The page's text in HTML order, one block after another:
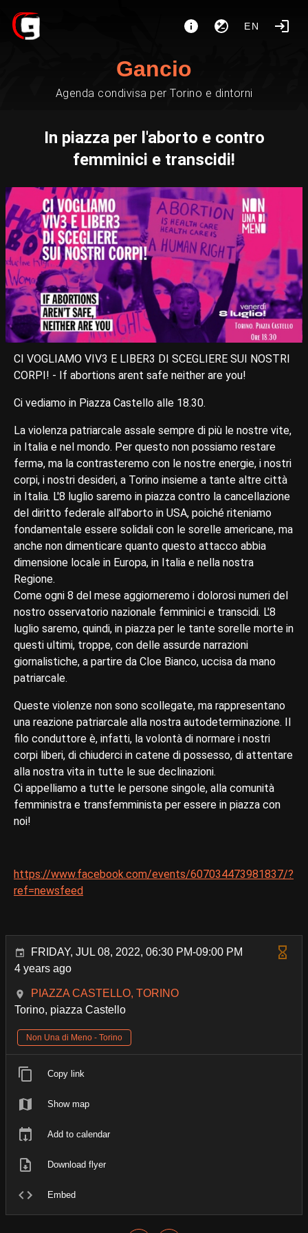
EN
Gancio
Agenda condivisa per Torino e dintorni
In piazza per l'aborto e contro
femminici e transcidi!
CI VOGLIAMO VIV3 E LIBER3 DI SCEGLIERE SUI NOSTRI
CORPI! - If abortions arent safe neither are you!
Ci vediamo in Piazza Castello alle 18.30.
La violenza patriarcale assale sempre di più le nostre vite,
in Italia e nel mondo. Per questo non possiamo restare
fermə, ma la contrasteremo con le nostre energie, i nostri
corpi, i nostri desideri, a Torino insieme a tante altre città
in Italia. L'8 luglio saremo in piazza contro la cancellazione
del diritto federale all'aborto in USA, poiché riteniamo
fondamentale essere solidali con le sorelle americane, ma
anche non dimenticare quanto questo attacco abbia
dimensione locale in Europa, in Italia e nella nostra
Regione.
Come ogni 8 del mese aggiorneremo i dolorosi numeri del
nostro osservatorio nazionale femminici e transcidi. L'8
luglio saremo, quindi, in piazza per le tante sorelle morte in
questi ultimi, troppe, con delle assurde narrazioni
giornalistiche, a partire da Cloe Bianco, uccisa da mano
patriarcale.
Queste violenze non sono scollegate, ma rappresentano
una reazione patriarcale alla nostra autodeterminazione. Il
filo conduttore è, infatti, la volontà di normare i nostri
corpi liberi, di chiuderci in catene di possesso, di attentare
alla nostra vita in tutte le sue declinazioni.
Ci appelliamo a tutte le persone singole, alla comunità
femministra e transfemminista per essere in piazza con
noi!
https://www.facebook.com/events/607034473981837/?
ref=newsfeed
FRIDAY, JUL 08, 2022, 06:30 PM-09:00 PM
4 years ago
PIAZZA CASTELLO, TORINO
Torino, piazza Castello
Non Una di Meno - Torino
Copy link
Show map
Add to calendar
Download flyer
Embed